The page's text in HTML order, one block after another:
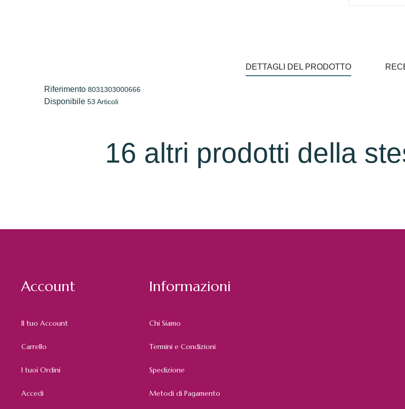
DETTAGLI DEL PRODOTTO
Riferimento 8031303000666
Disponibile 53 Articoli
16 altri prodotti della
Account
Il tuo Account
Carrello
I tuoi Ordini
Accedi
Informazioni
Chi Siamo
Termini e Condizioni
Spedizione
Metodi di Pagamento